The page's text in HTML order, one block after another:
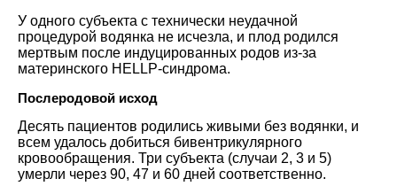
У одного субъекта с технически неудачной
процедурой водянка не исчезла, и плод родился
мертвым после индуцированных родов из-за
материнского HELLP-синдрома.
Послеродовой исход
Десять пациентов родились живыми без водянки, и
всем удалось добиться бивентрикулярного
кровообращения. Три субъекта (случаи 2, 3 и 5)
умерли через 90, 47 и 60 дней соответственно.